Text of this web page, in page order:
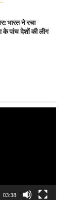
भारत ने रचा
के पांच देशों की लीग
03:38